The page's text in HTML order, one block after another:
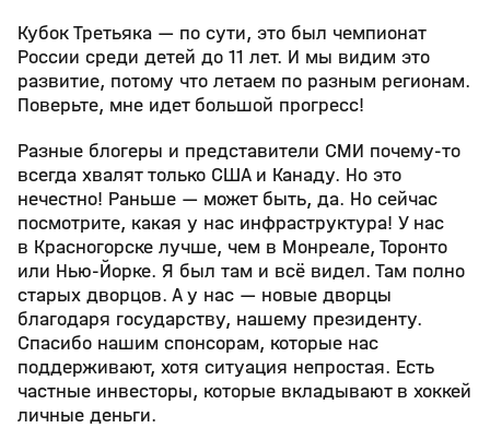
Кубок Третьяка — по сути, это был чемпионат
России среди детей до 11 лет. И мы видим это
развитие, потому что летаем по разным регионам.
Поверьте, мне идет большой прогресс!
Разные блогеры и представители СМИ почему‑то
всегда хвалят только США и Канаду. Но это
нечестно! Раньше — может быть, да. Но сейчас
посмотрите, какая у нас инфраструктура! У нас
в Красногорске лучше, чем в Монреале, Торонто
или Нью‑Йорке. Я был там и всё видел. Там полно
старых дворцов. А у нас — новые дворцы
благодаря государству, нашему президенту.
Спасибо нашим спонсорам, которые нас
поддерживают, хотя ситуация непростая. Есть
частные инвесторы, которые вкладывают в хоккей
личные деньги.